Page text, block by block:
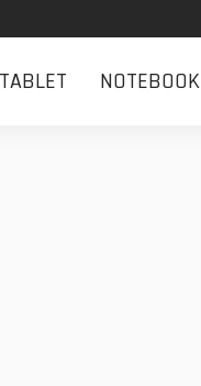
TABLET NOTEBOOK